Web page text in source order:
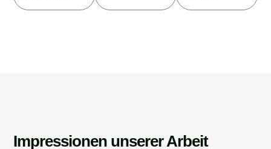
Impressionen unserer Arbeit